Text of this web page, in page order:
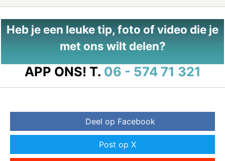
Heb je een leuke tip, foto of video die je
met ons wilt delen?
APP ONS! T. 06 - 574 71 321
Deel op Facebook
Post op X